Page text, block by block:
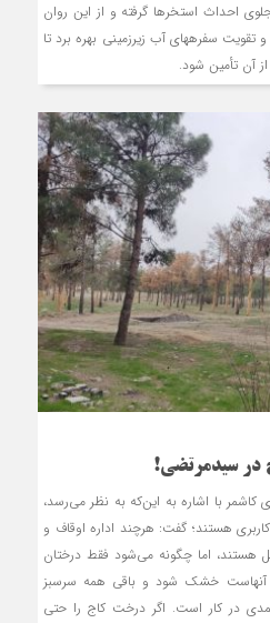
احداث استخرها گرفته و از این روان
‎آب‌های اندک نیز برای ذخیره‎سازی و تقویت سفره‎های آب زیرزمینی بهره برد تا
آن تأمین شود.
در سیدمرتضی!
با اشاره به این‌که به نظر می‌رسد،
هستند؛ گفت: هرچند اداره اوقاف و
هستند، اما چگونه می‌شود فقط درختان
آنهاست خشک شود و باقی همه سرسبز
در کار است. اگر درخت کاج را حتی